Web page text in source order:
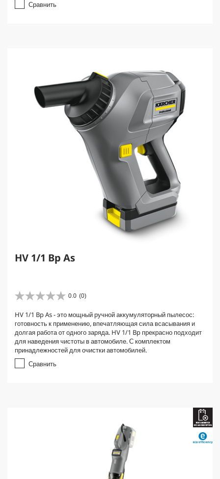
з
Сравнить
HV 1/1 Bp As
0.0 (0)
0
0
и
з
5
з
е
HV 1/1 Bp As - это мощный ручной аккумуляторный пылесос:
готовность к применению, впечатляющая сила всасывания и
долгая работа от одного заряда. HV 1/1 Bp прекрасно подходит
для наведения чистоты в автомобиле. С комплектом
принадлежностей для очистки автомобилей.
Сравнить